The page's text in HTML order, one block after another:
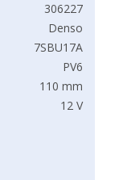
306227
Denso
7SBU17A
PV6
110 mm
12 V